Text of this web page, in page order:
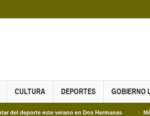
CULTURA DEPORTES GOBIERNO
este verano en Dos Hermanas Más de dos